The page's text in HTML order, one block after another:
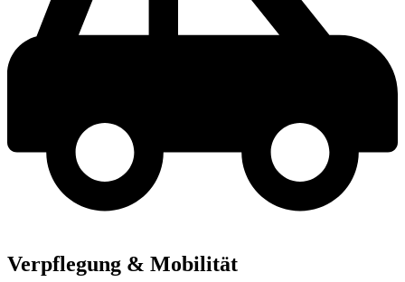
Verpflegung & Mobilität